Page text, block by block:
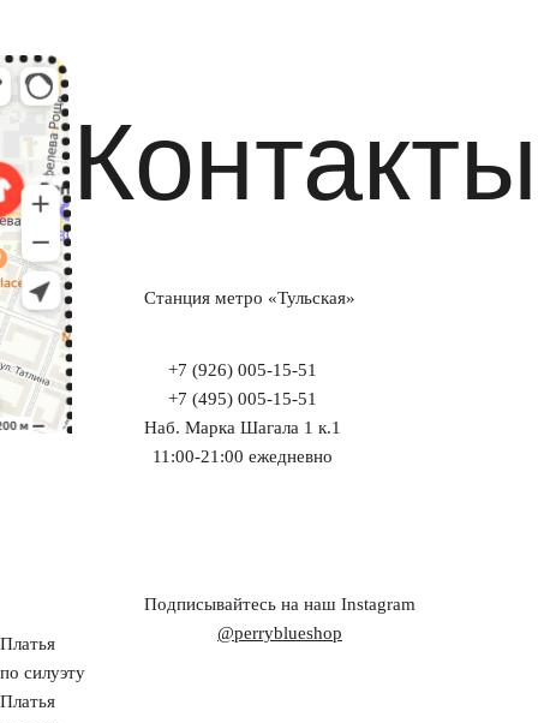
Контакты
Станция метро «Тульская»
+7 (926) 005-15-51
+7 (495) 005-15-51
Наб. Марка Шагала 1 к.1
11:00-21:00 ежедневно
Подписывайтесь на наш Instagram
@perryblueshop
Платья
по силуэту
Платья